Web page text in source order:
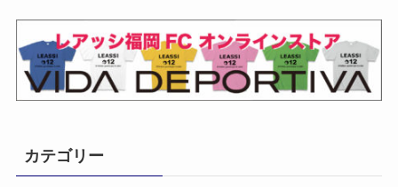
カテゴリー